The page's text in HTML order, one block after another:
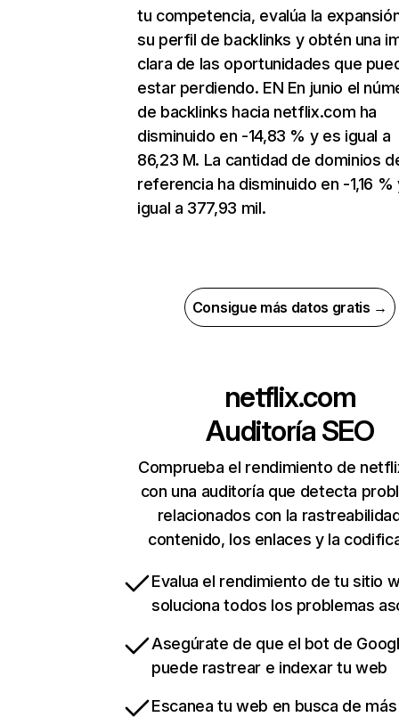
tu competencia, evalúa la
su perfil de backlinks y obtén una
clara de las oportunidades que
estar perdiendo. EN En junio el
de backlinks hacia netflix.com ha
disminuido en -14,83 % y es igual a
86,23 M. La cantidad de dominios
referencia ha disminuido en -1,16 %
igual a 377,93 mil.
Consigue más datos gratis →
netflix.com
Auditoría SEO
Comprueba el rendimiento de
con una auditoría que detecta
relacionados con la
contenido, los enlaces y la
Evalua el rendimiento de tu sitio
soluciona todos los problemas
Asegúrate de que el bot de
puede rastrear e indexar tu web
Escanea tu web en busca de